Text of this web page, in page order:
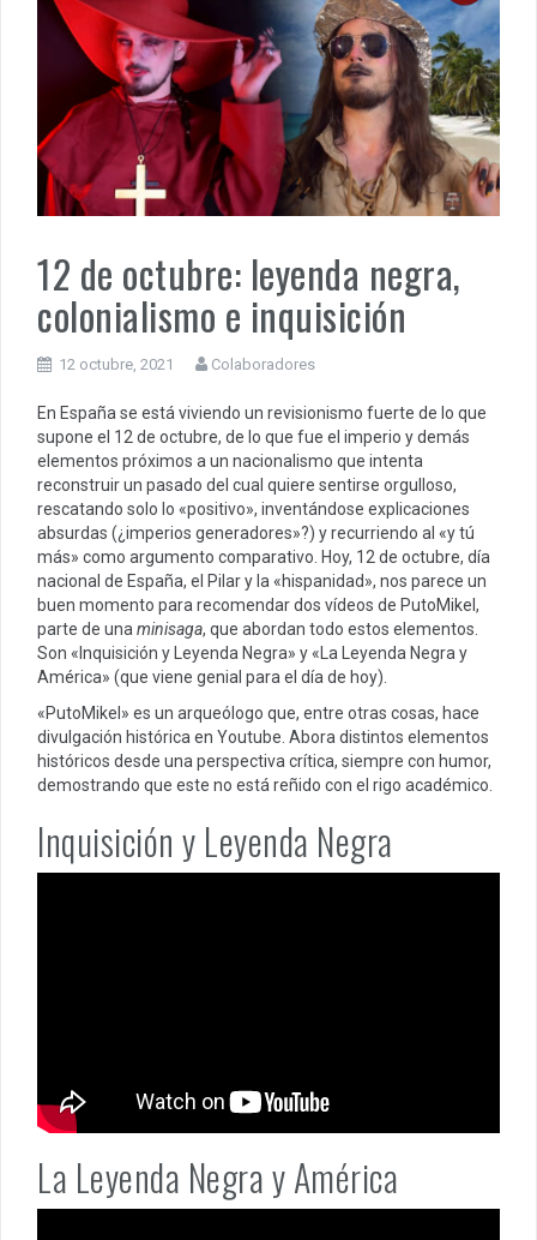
12 de octubre: leyenda negra,
colonialismo e inquisición
12 octubre, 2021 Colaboradores
En España se está viviendo un revisionismo fuerte de lo que
supone el 12 de octubre, de lo que fue el imperio y demás
elementos próximos a un nacionalismo que intenta
reconstruir un pasado del cual quiere sentirse orgulloso,
rescatando solo lo «positivo», inventándose explicaciones
absurdas (¿imperios generadores»?) y recurriendo al «y tú
más» como argumento comparativo. Hoy, 12 de octubre, día
nacional de España, el Pilar y la «hispanidad», nos parece un
buen momento para recomendar dos vídeos de PutoMikel,
parte de una minisaga, que abordan todo estos elementos.
Son «Inquisición y Leyenda Negra» y «La Leyenda Negra y
América» (que viene genial para el día de hoy).
«PutoMikel» es un arqueólogo que, entre otras cosas, hace
divulgación histórica en Youtube. Abora distintos elementos
históricos desde una perspectiva crítica, siempre con humor,
demostrando que este no está reñido con el rigo académico.
Inquisición y Leyenda Negra
La Leyenda Negra y América